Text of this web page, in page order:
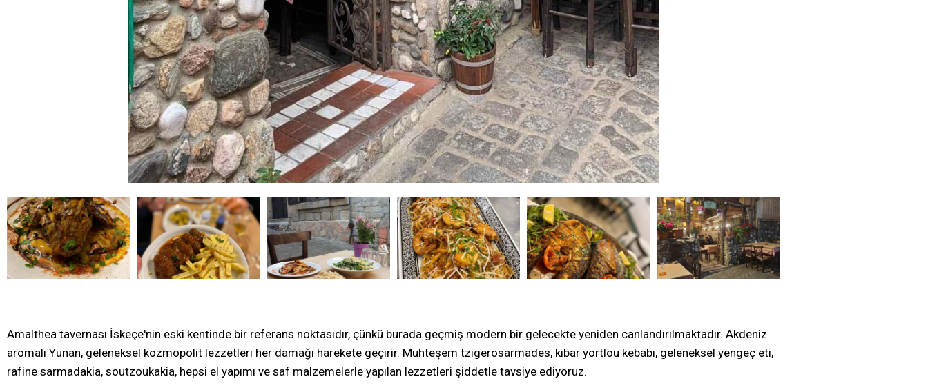
Amalthea tavernası İskeçe'nin eski kentinde bir referans noktasıdır, çünkü burada geçmiş modern bir gelecekte yeniden canlandırılmaktadır. Akdeniz
aromalı Yunan, geleneksel kozmopolit lezzetleri her damağı harekete geçirir. Muhteşem tzigerosarmades, kibar yortlou kebabı, geleneksel yengeç eti,
rafine sarmadakia, soutzoukakia, hepsi el yapımı ve saf malzemelerle yapılan lezzetleri şiddetle tavsiye ediyoruz.